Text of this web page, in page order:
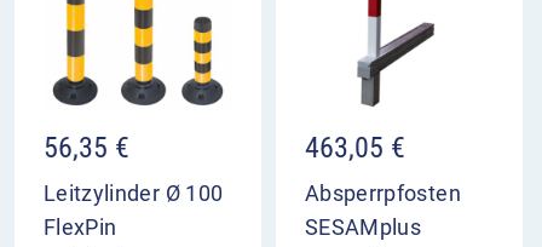
56,35 €
Leitzylinder Ø 100
FlexPin
463,05 €
Absperrpfosten
SESAMplus